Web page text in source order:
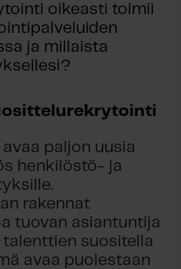
oikeasti toimii
ja millaista
paljon uusia
henkilöstö- ja
rakennat
tuovan asiantuntija
suositella
avaa puolestaan